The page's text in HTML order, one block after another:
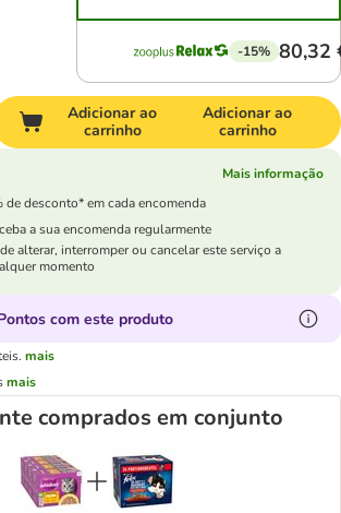
-15% 80,32
Adicionar ao
carrinho
Adicionar ao
carrinho
Mais informação
de desconto* em cada encomenda
a sua encomenda regularmente
alterar, interromper ou cancelar este serviço a
momento
com este produto
mais
mais
comprados em conjunto